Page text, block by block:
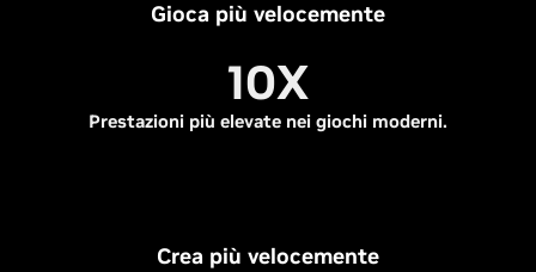
Gioca più velocemente
10X
Prestazioni più elevate nei giochi moderni.
Crea più velocemente